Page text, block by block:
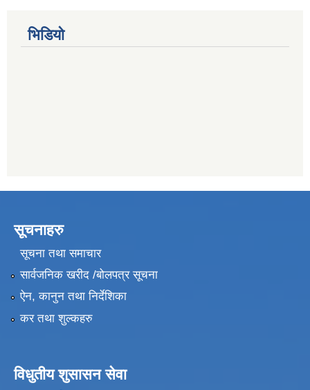
भिडियो
सूचनाहरु
सूचना तथा समाचार
सार्वजनिक खरीद /बोलपत्र सूचना
ऐन, कानुन तथा निर्देशिका
कर तथा शुल्कहरु
विधुतीय शुसासन सेवा